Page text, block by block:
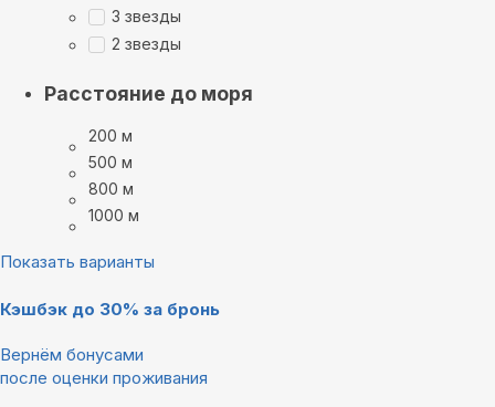
3 звезды
2 звезды
Расстояние до моря
200 м
500 м
800 м
1000 м
Показать варианты
Кэшбэк до 30% за бронь
Вернём бонусами
после оценки проживания